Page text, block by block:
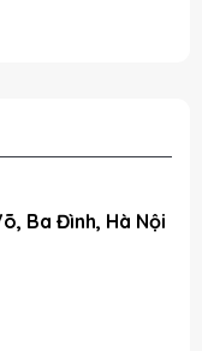
Ba Đình, Hà Nội